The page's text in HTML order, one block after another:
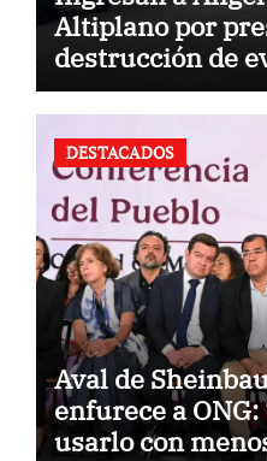
Altiplano por
destrucción de
Ayotzinapa
DESTACADOS
Aval de
enfurece a
usarlo con